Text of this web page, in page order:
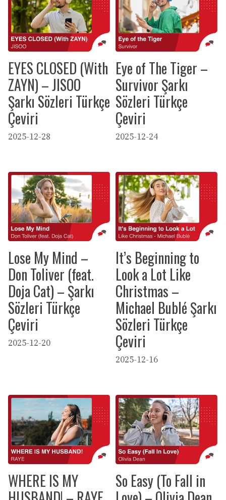
EYES CLOSED (With
ZAYN) – JISOO
Şarkı Sözleri Türkçe
Çeviri
2025-12-28
Eye of The Tiger –
Survivor Şarkı
Sözleri Türkçe
Çeviri
2025-12-24
Lose My Mind –
Don Toliver (feat.
Doja Cat) – Şarkı
Sözleri Türkçe
Çeviri
2025-12-20
It’s Beginning to
Look a Lot Like
Christmas –
Michael Bublé Şarkı
Sözleri Türkçe
Çeviri
2025-12-16
WHERE IS MY
So Easy (To Fall in